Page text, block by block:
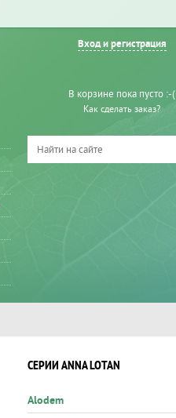
Вход и регистрация
В корзине пока пусто :-(
Как сделать заказ?
СЕРИИ ANNA LOTAN
Alodem